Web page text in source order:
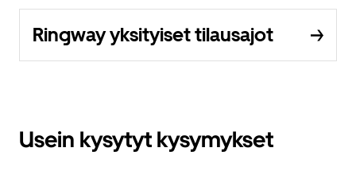
Ringway yksityiset tilausajot
Usein kysytyt kysymykset